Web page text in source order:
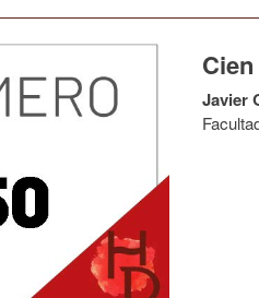
Javier